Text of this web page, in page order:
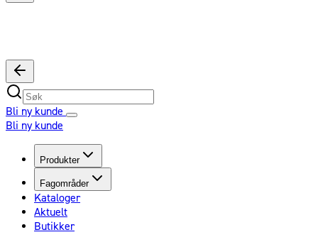
Bli ny kunde
Bli ny kunde
Produkter
Fagområder
Kataloger
Aktuelt
Butikker